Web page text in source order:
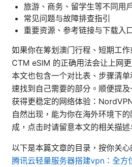
旅游、商务、留学生等不同用
常见问题与故障排查指引
重要资源、参考链接与下载入
如果你在筹划澳门行程、短期工
CTM eSIM 的正确用法会让上网
本文也包含一个对比表、步骤清
速找到自己需要的部分。顺便提
获得更稳定的网络体验：
自然出现，能为你在海外环境下
成，点击时请留意本文的相关描述
以下是本篇文章的目录，按你关心
腾讯云轻量服务器搭建vpn：全方